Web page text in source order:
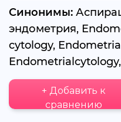
Синонимы:
эндометрия,
cytology,
+ Добавить к
сравнению